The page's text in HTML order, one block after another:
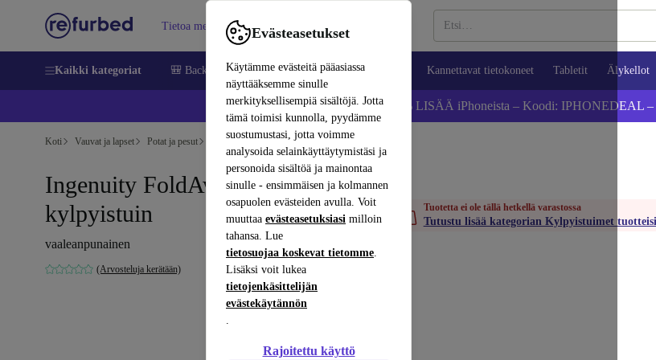
Evästeasetukset
Käytämme evästeitä pääasiassa
näyttääksemme sinulle
merkityksellisempiä sisältöjä. Jotta
tämä toimisi kunnolla, pyydämme
suostumustasi, jotta voimme
analysoida selainkäyttäytymistäsi ja
personoida sisältöä ja mainontaa
sinulle - ensimmäisen ja kolmannen
osapuolen evästeiden avulla. Voit
muuttaa evästeasetuksiasi milloin
tahansa. Lue
tietosuojaa koskevat tietomme.
Lisäksi voit lukea
tietojenkäsittelijän
evästekäytännön
.
Rajoitettu käyttö
Tietoa meistä Myy Apua
Kaikki kategoriat 🎒 Back to school Matkapuhelimet ja älypuhelimet Kannettavat tietokoneet Tabletit Älykellot
📱 Säästä 5 % LISÄÄ iPhoneista – Koodi: IPHONEDEAL –
Koti Vauvat ja lapset Potat ja pesut Kylpyistuimet
Ingenuity FoldAway vauvan
kylpyistuin
vaaleanpunainen
(Arvosteluja kerätään)
Tuotetta ei ole tällä hetkellä varastossa
Tutustu lisää kategorian Kylpyistuimet